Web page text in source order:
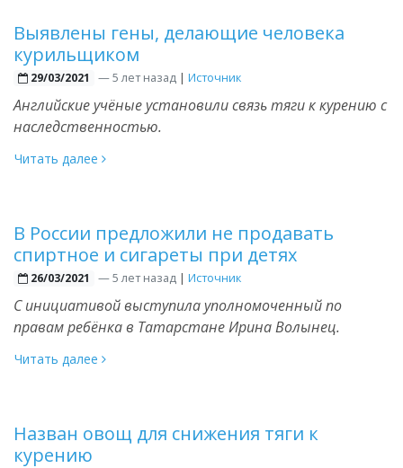
Выявлены гены, делающие человека
курильщиком
29/03/2021 —5 лет назад | Источник
Английские учёные установили связь тяги к курению с
наследственностью.
Читать далее
В России предложили не продавать
спиртное и сигареты при детях
26/03/2021 —5 лет назад | Источник
С инициативой выступила уполномоченный по
правам ребёнка в Татарстане Ирина Волынец.
Читать далее
Назван овощ для снижения тяги к
курению